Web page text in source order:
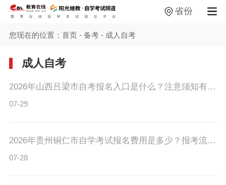
省份
您现在的位置： 首页- 备考- 成人自考
成人自考
2026年山西吕梁市自考报名入口是什么？注意须知有哪些？
07-29
2026年贵州铜仁市自学考试报名费用是多少？报考流程是什么？
07-28